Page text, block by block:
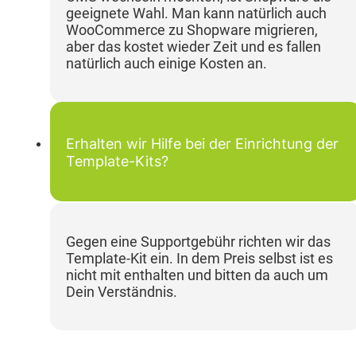
geeignete Wahl. Man kann natürlich auch
WooCommerce zu Shopware migrieren,
aber das kostet wieder Zeit und es fallen
natürlich auch einige Kosten an.
Erhalten wir Hilfe bei der Einrichtung der
Template-Kits?
Gegen eine Supportgebühr richten wir das
Template-Kit ein. In dem Preis selbst ist es
nicht mit enthalten und bitten da auch um
Dein Verständnis.